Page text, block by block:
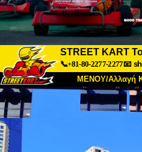
STREET KART
📞+81-80-2277-2277📧
ΜΕΝΟΥ/Αλλαγή